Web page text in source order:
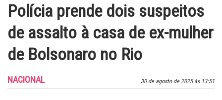
Polícia prende dois suspeitos
de assalto à casa de ex-mulher
de Bolsonaro no Rio
30 de agosto de 2025 às 13:51
NACIONAL